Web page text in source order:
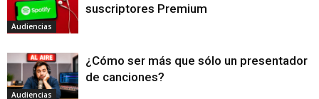
Audiencias
suscriptores Premium
Audiencias
¿Cómo ser más que sólo un presentador
de canciones?